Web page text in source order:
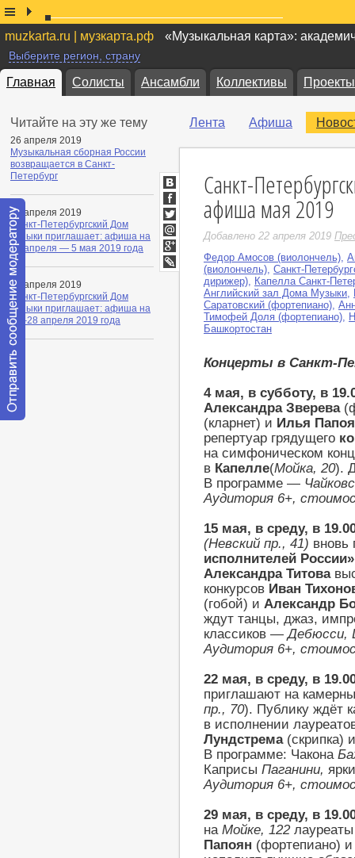
muzkarta.ru | музкарта.рф «Музыкальная карта»:
Выберите регион, страну
Главная Солисты Ансамбли Коллективы Проекты
Читайте на эту же тему
26 апреля 2019
Музыкальная сборная России
возвращается в Санкт-
Петербург
23 апреля 2019
Санкт-Петербургский Дом
музыки приглашает: афиша на
29 апреля — 5 мая 2019 года
18 апреля 2019
Санкт-Петербургский Дом
музыки приглашает: афиша на
22–28 апреля 2019 года
Лента Афиша
Санкт-
афиша мая 2019
Добавлено 22 апреля 2019
Федор Амосов (виолончель)
(виолончель) Санкт-
дирижер)
Капелла Санкт-
Английский зал Дома Музыки
Саратовский (фортепиано)
Тимофей Доля (фортепиано)
Башкортостан
Концерты в Санкт-
4 мая, в субботу, в
Александра Зверева
(кларнет) и Илья
репертуар грядущего
на симфоническом
в Капелле(Мойка, 20).
В программе —
Аудитория 6+,
15 мая, в среду, в
(Невский пр., 41) вновь
исполнителей России»
Александра Титова
конкурсов Иван
(гобой) и Александр
ждут танцы, джаз,
классиков —Дебюсси,
Аудитория 6+,
22 мая, в среду, в
приглашают на
пр., 70). Публику ждёт
в исполнении
Лундстрема(скрипка)
В программе: Чакона
Каприсы Паганини,
Аудитория 6+,
29 мая, в среду, в
на Мойке, 122
Папоян (фортепиано)
ВКонтакте
Facebook
Twitter
Мой
Мир
Google+
LiveJournal